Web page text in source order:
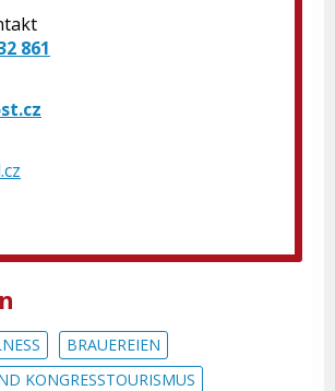
861
BRAUEREIEN
KONGRESSTOURISMUS